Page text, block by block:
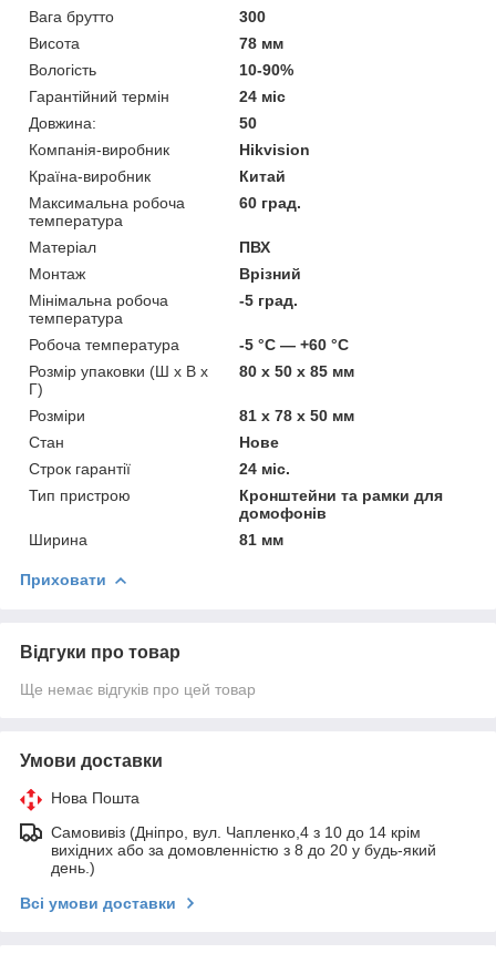
Вага брутто
300
Висота
78 мм
Вологість
10-90%
Гарантійний термін
24 міс
Довжина:
50
Компанія-виробник
Hikvision
Країна-виробник
Китай
Максимальна робоча
температура
60 град.
Матеріал
ПВХ
Монтаж
Врізний
Мінімальна робоча
температура
-5 град.
Робоча температура
-5 °C — +60 °C
Розмір упаковки (Ш х В х
Г)
80 x 50 x 85 мм
Розміри
81 х 78 х 50 мм
Стан
Нове
Строк гарантії
24 міс.
Тип пристрою
Кронштейни та рамки для
домофонів
Ширина
81 мм
Приховати
Відгуки про товар
Ще немає відгуків про цей товар
Умови доставки
Нова Пошта
Самовивіз (Дніпро, вул. Чапленко,4 з 10 до 14 крім
вихідних або за домовленністю з 8 до 20 у будь-який
день.)
Всі умови доставки